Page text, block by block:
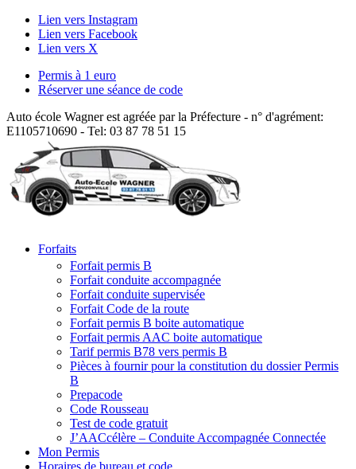
Lien vers Instagram
Lien vers Facebook
Lien vers X
Permis à 1 euro
Réserver une séance de code
Auto école Wagner est agréée par la Préfecture - n° d'agrément:
E1105710690 - Tel: 03 87 78 51 15
Forfaits
Forfait permis B
Forfait conduite accompagnée
Forfait conduite supervisée
Forfait Code de la route
Forfait permis B boite automatique
Forfait permis AAC boite automatique
Tarif permis B78 vers permis B
Pièces à fournir pour la constitution du dossier Permis
B
Prepacode
Code Rousseau
Test de code gratuit
J’AACcélère – Conduite Accompagnée Connectée
Mon Permis
Horaires de bureau et code